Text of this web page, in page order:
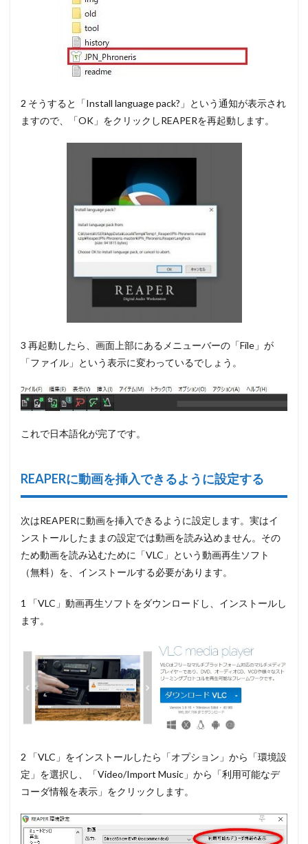
2 そうすると「Install language pack?」という通知が表示され
ますので、
「OK」をクリックしREAPERを再起動 します。
3 再起動したら、画面上部にあるメニューバーの「File」が
「ファイル」という表示に変わっているでしょう。
これで日本語化が完了です。
REAPERに動画を挿入できるように設定する
次はREAPERに動画を挿入できるように設定します。実はイ
ンストールしたままの設定では動画を読み込めません。その
ため動画を読み込むために「VLC」という動画再生ソフト
（無料）を、インストールする必要があります。
1 「VLC」動画再生ソフトをダウンロードし、インストールし
ます。
2 「VLC」をインストールしたら 「オプション」 から「環境設
定」を選択 し、「Video/Import Music」から「利用可能なデ
コーダ情報を表示」をクリックします。